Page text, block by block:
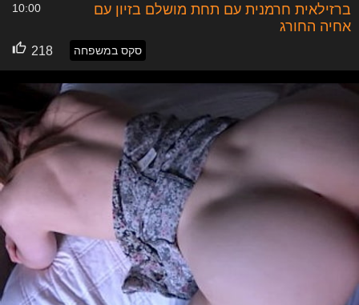
ברזילאית חרמנית עם תחת מושלם בזיון עם
אחיה החורג
10:00
סקס במשפחה 218